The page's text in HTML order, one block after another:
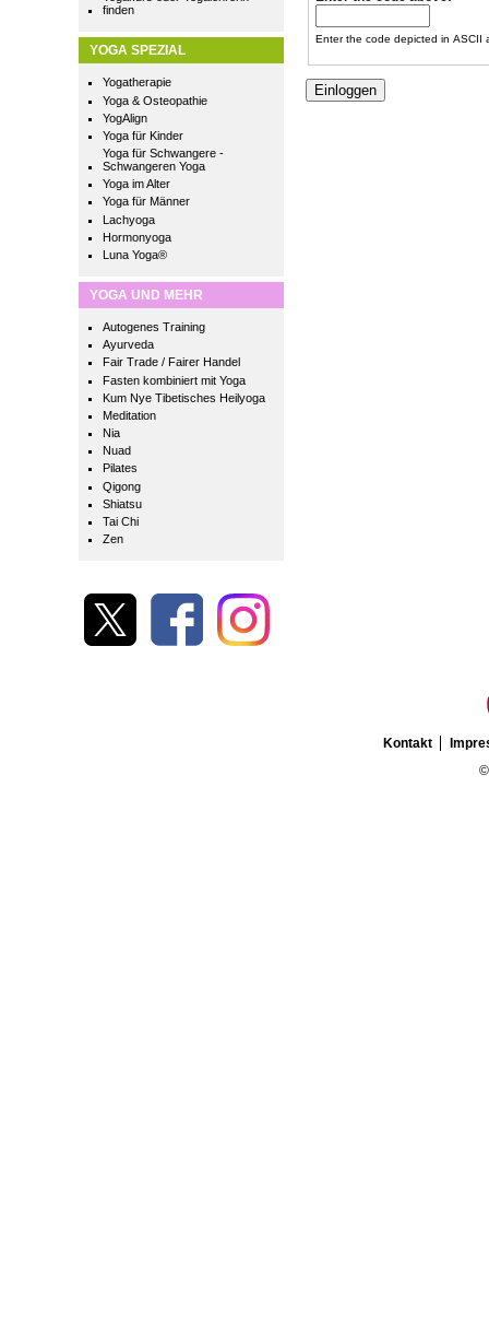
finden
YOGA SPEZIAL
Yogatherapie
Yoga & Osteopathie
YogAlign
Yoga für Kinder
Yoga für Schwangere -
Schwangeren Yoga
Yoga im Alter
Yoga für Männer
Lachyoga
Hormonyoga
Luna Yoga®
YOGA UND MEHR
Autogenes Training
Ayurveda
Fair Trade / Fairer Handel
Fasten kombiniert mit Yoga
Kum Nye Tibetisches Heilyoga
Meditation
Nia
Nuad
Pilates
Qigong
Shiatsu
Tai Chi
Zen
Enter the code depicted in ASCII
Kontakt
©